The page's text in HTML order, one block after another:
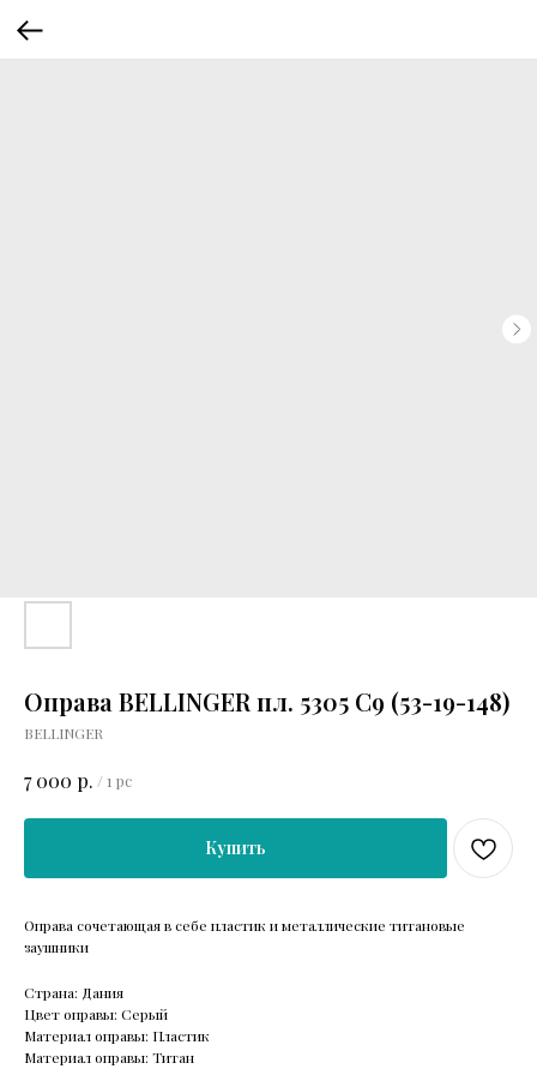
Оправа BELLINGER пл. 5305 C9 (53-19-148)
BELLINGER
7 000 р. / 1 pc
Купить
Оправа сочетающая в себе пластик и металлические титановые
заушники
Страна: Дания
Цвет оправы: Серый
Материал оправы: Пластик
Материал оправы: Титан